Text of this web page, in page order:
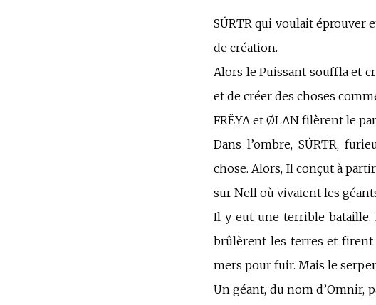
SÚRTR qui voulait éprouver
de création.
Alors le Puissant souffla et
et de créer des choses
FRËYA et ØLAN filèrent le
Dans l’ombre, SÚRTR,
chose. Alors, Il conçut à
sur Nell où vivaient les
Il y eut une terrible bataille.
brûlèrent les terres et firent
mers pour fuir. Mais le
Un géant, du nom d’Omnir,